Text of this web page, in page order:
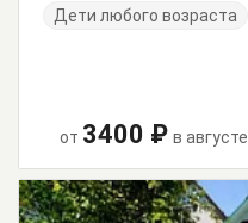
Дети любого возраста
от 3400 ₽ в августе